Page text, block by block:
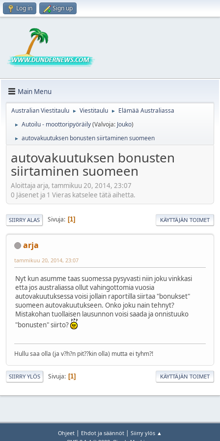
Log in Sign up
Main Menu
Australian Viestitaulu ► Viestitaulu ► Elämää Australiassa
► Autoilu - moottoripyöräily(Valvoja: Jouko)
► autovakuutuksen bonusten siirtaminen suomeen
autovakuutuksen bonusten
siirtaminen suomeen
Aloittaja arja, tammikuu 20, 2014, 23:07
0 Jäsenet ja 1 Vieras katselee tätä aihetta.
SIIRRY ALAS Sivuja 1 KÄYTTÄJÄN TOIMET
arja
tammikuu 20, 2014, 23:07
Nyt kun asumme taas suomessa pysyvasti niin joku vinkkasi
etta jos australiassa ollut vahingottomia vuosia
autovakuutuksessa voisi jollain raportilla siirtaa "bonukset"
suomeen autovakuutukseen. Onko joku nain tehnyt?
Mistakohan tuollaisen lausunnon voisi saada ja onnistuuko
"bonusten" siirto?
Hullu saa olla (ja v?h?n pit??kin olla) mutta ei tyhm?!
SIIRRY YLÖS Sivuja 1 KÄYTTÄJÄN TOIMET
Ohjeet Ehdot ja säännöt Siirry ylös ▲